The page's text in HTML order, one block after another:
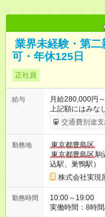
業界未経験・第二
可・年休125日
正社員
給与
月給280,000円
上記額にはみな
ます。 みなし
月20時間分の
決算賞与あり）
【試用期間】試
給与は本採用時
交通費別途支
勤務地
東京都豊島区
東京都豊島区駒
込駅、巣鴨駅）
株式会社実現
勤務時間
10:00～19:00
実働時間：8時間